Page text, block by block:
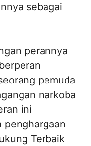
sebagai
perannya
pemuda
narkoba
ini
penghargaan
Terbaik